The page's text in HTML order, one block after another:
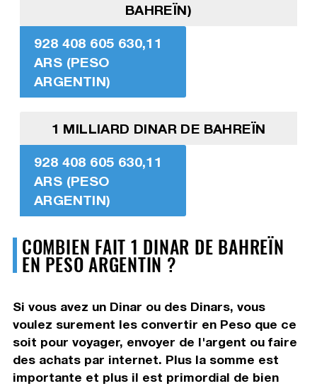
BAHREÏN)
928 408 605 630,11
ARS (PESO
ARGENTIN)
1 MILLIARD DINAR DE BAHREÏN
928 408 605 630,11
ARS (PESO
ARGENTIN)
COMBIEN FAIT 1 DINAR DE BAHREÏN
EN PESO ARGENTIN ?
Si vous avez un Dinar ou des Dinars, vous
voulez surement les convertir en Peso que ce
soit pour voyager, envoyer de l'argent ou faire
des achats par internet. Plus la somme est
importante et plus il est primordial de bien